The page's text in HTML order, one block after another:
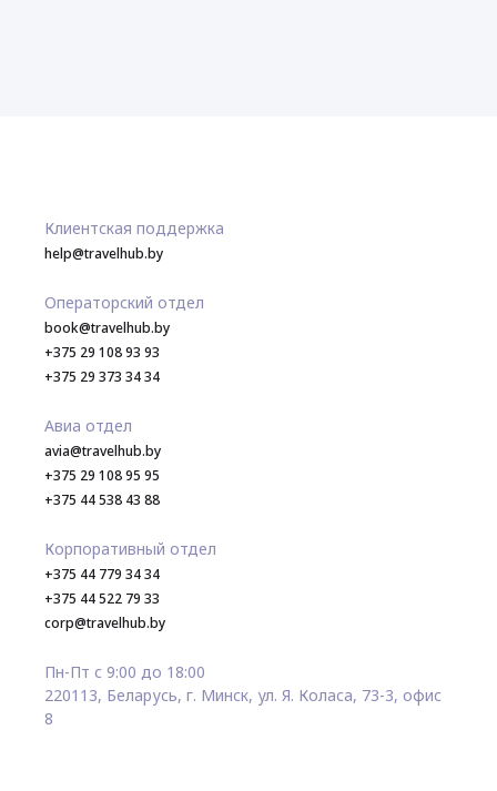
Клиентская поддержка
help@travelhub.by
Операторский отдел
book@travelhub.by
+375 29 108 93 93
+375 29 373 34 34
Авиа отдел
avia@travelhub.by
+375 29 108 95 95
+375 44 538 43 88
Корпоративный отдел
+375 44 779 34 34
+375 44 522 79 33
corp@travelhub.by
Пн-Пт с 9:00 до 18:00
220113, Беларусь, г. Минск, ул. Я. Коласа, 73-3, офис
8